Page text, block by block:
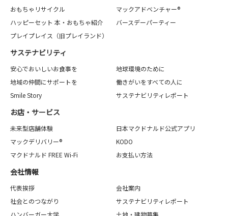
おもちゃリサイクル
マックアドベンチャー®
ハッピーセット 本・おもちゃ紹介
バースデーパーティー
プレイプレイス（旧プレイランド）
サステナビリティ
安心でおいしいお食事を
地球環境のために
地域の仲間にサポートを
働きがいをすべての人に
Smile Story
サステナビリティレポート
お店・サービス
未来型店舗体験
日本マクドナルド公式アプリ
マックデリバリー®
KODO
マクドナルド FREE Wi-Fi
お支払い方法
会社情報
代表挨拶
会社案内
社会とのつながり
サステナビリティレポート